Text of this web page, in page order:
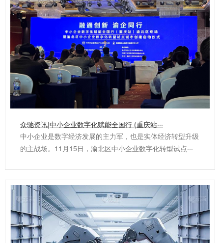
众驰资讯|中小企业数字化赋能全国行 (重庆站···
中小企业是数字经济发展的主力军，也是实体经济转型升级
的主战场。11月15日，渝北区中小企业数字化转型试点···